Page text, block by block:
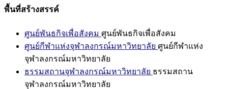
พื้นที่สร้างสรรค์
ศูนย์พันธกิจเพื่อสังคม ศูนย์พันธกิจเพื่อสังคม
ศูนย์กีฬาแห่งจุฬาลงกรณ์มหาวิทยาลัย ศูนย์กีฬาแห่ง
จุฬาลงกรณ์มหาวิทยาลัย
ธรรมสถานจุฬาลงกรณ์มหาวิทยาลัย ธรรมสถาน
จุฬาลงกรณ์มหาวิทยาลัย